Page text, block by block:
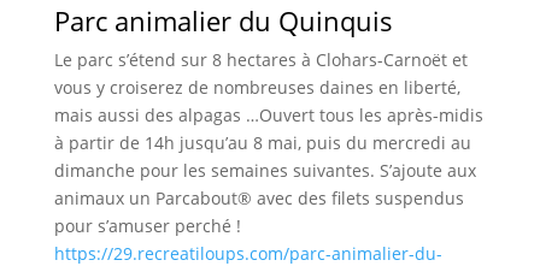
Parc animalier du Quinquis
Le parc s’étend sur 8 hectares à Clohars-Carnoët et
vous y croiserez de nombreuses daines en liberté,
mais aussi des alpagas …Ouvert tous les après-midis
à partir de 14h jusqu’au 8 mai, puis du mercredi au
dimanche pour les semaines suivantes. S’ajoute aux
animaux un Parcabout® avec des filets suspendus
pour s’amuser perché !
https://29.recreatiloups.com/parc-animalier-du-